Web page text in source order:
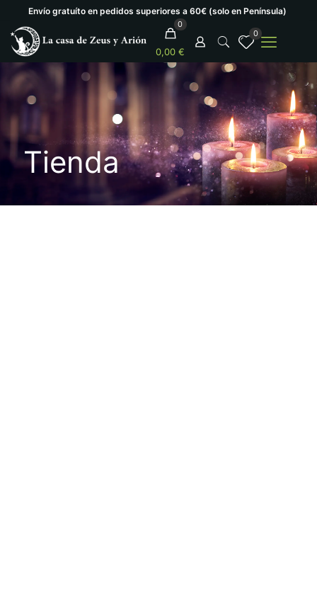
Envío gratuíto en pedidos superiores a 60€ (solo en Península)
0
0,00 €
0
Tienda